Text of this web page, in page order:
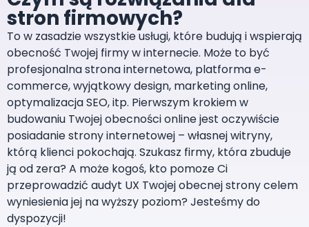
stron firmowych?
To w zasadzie wszystkie usługi, które budują i wspierają
obecność Twojej firmy w internecie. Może to być
profesjonalna strona internetowa, platforma e-
commerce, wyjątkowy design, marketing online,
optymalizacja SEO, itp. Pierwszym krokiem w
budowaniu Twojej obecności online jest oczywiście
posiadanie strony internetowej – własnej witryny,
którą klienci pokochają. Szukasz firmy, która zbuduje
ją od zera? A może kogoś, kto pomoze Ci
przeprowadzić audyt UX Twojej obecnej strony celem
wyniesienia jej na wyższy poziom? Jesteśmy do
dyspozycji!